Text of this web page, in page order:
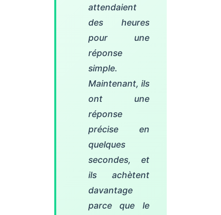
attendaient
des heures
pour une
réponse
simple.
Maintenant, ils
ont une
réponse
précise en
quelques
secondes, et
ils achètent
davantage
parce que le